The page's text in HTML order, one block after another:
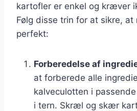
kartofler er enkel og kræver
Følg disse trin for at sikre, at
perfekt:
Forberedelse af
at forberede alle
kalveculotten i
i tern. Skræl og skær